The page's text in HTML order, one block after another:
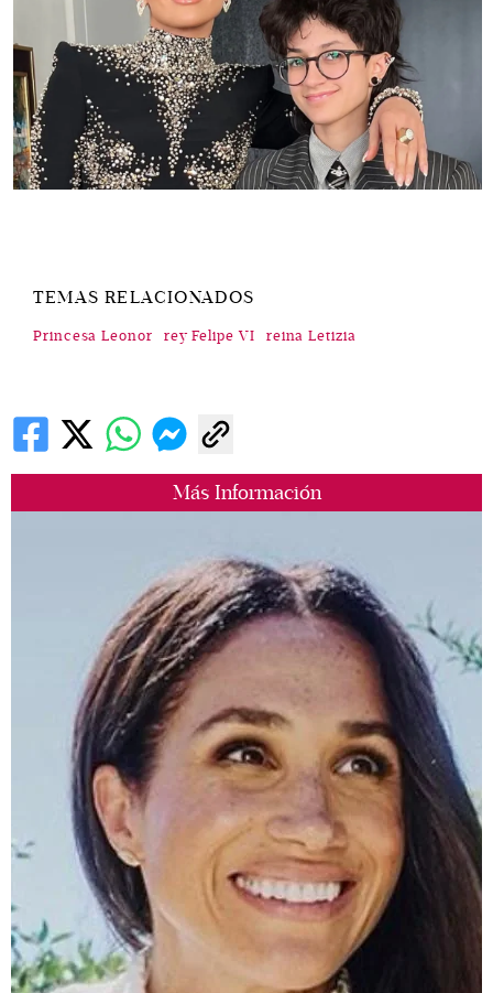
Más Información
TEMAS RELACIONADOS
Princesa Leonor rey Felipe VI reina Letizia